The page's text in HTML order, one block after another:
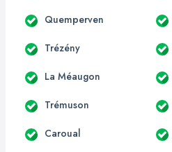
Quemperven
Trézény
La Méaugon
Trémuson
Caroual